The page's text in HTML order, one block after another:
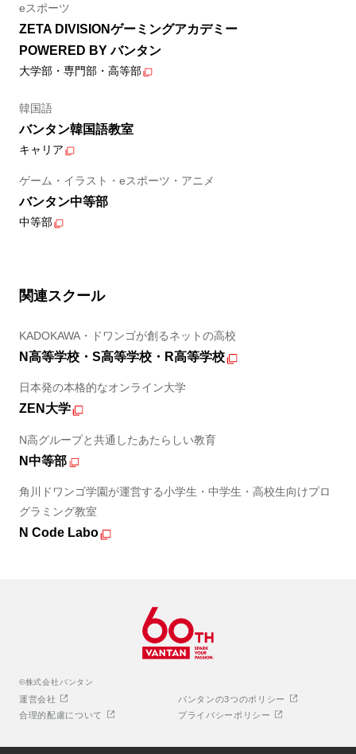
eスポーツ
ZETA DIVISIONゲーミングアカデミー
POWERED BY バンタン
大学部・専門部・高等部
韓国語
バンタン韓国語教室
キャリア
ゲーム・イラスト・eスポーツ・アニメ
バンタン中等部
中等部
関連スクール
KADOKAWA・ドワンゴが創るネットの高校
N高等学校・S高等学校・R高等学校
日本発の本格的なオンライン大学
ZEN大学
N高グループと共通したあたらしい教育
N中等部
角川ドワンゴ学園が運営する小学生・中学生・高校生向けプロ
グラミング教室
N Code Labo
運営会社
バンタンの3つのポリシー
合理的配慮について
プライバシーポリシー
©株式会社バンタン